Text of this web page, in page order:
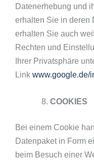
Datenerhebung und
erhalten Sie in deren
erhalten Sie auch
Rechten und
Ihrer Privatsphäre
Link www.google.de/
COOKIES
Bei einem Cookie
Datenpaket in Form
beim Besuch einer